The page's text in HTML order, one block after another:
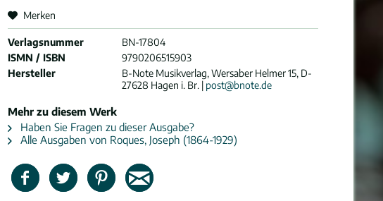
Merken
Verlagsnummer
BN-17804
ISMN / ISBN
9790206515903
Hersteller
B-Note Musikverlag, Wersaber Helmer 15, D-
27628 Hagen i. Br. | post@bnote.de
Mehr zu diesem Werk
Haben Sie Fragen zu dieser Ausgabe?
Alle Ausgaben von Roques, Joseph (1864-1929)